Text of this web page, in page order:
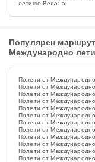
летище Велана
Популярен
Международно
Полети от
Полети от
Полети от
Полети от
Полети от
Полети от
Полети от
Полети от
Полети от
Полети от
Полети от
Полети от